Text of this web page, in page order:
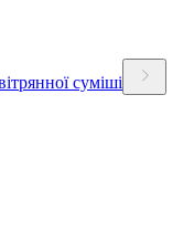
суміші